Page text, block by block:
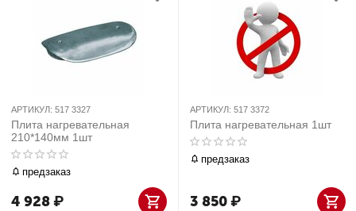
АРТИКУЛ: 517 3327
Плита нагревательная
210*140мм 1шт
предзаказ
4 928₽
АРТИКУЛ: 517 3372
Плита нагревательная 1шт
предзаказ
3 850₽